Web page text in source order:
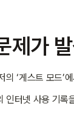
제가
의 ‘게스트 모드’
인터넷 사용 기록